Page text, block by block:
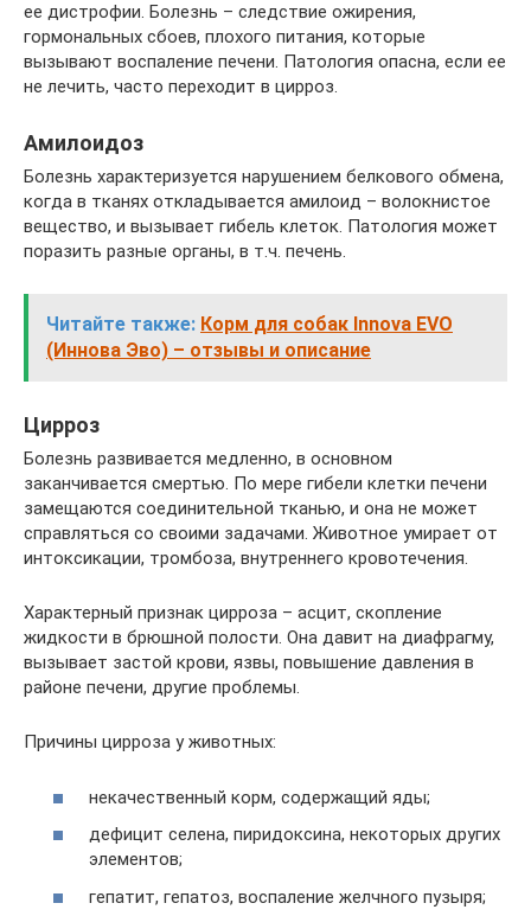
ее дистрофии. Болезнь – следствие ожирения,
гормональных сбоев, плохого питания, которые
вызывают воспаление печени. Патология опасна, если ее
не лечить, часто переходит в цирроз.
Амилоидоз
Болезнь характеризуется нарушением белкового обмена,
когда в тканях откладывается амилоид – волокнистое
вещество, и вызывает гибель клеток. Патология может
поразить разные органы, в т.ч. печень.
Читайте также: Корм для собак Innova EVO
(Иннова Эво) – отзывы и описание
Цирроз
Болезнь развивается медленно, в основном
заканчивается смертью. По мере гибели клетки печени
замещаются соединительной тканью, и она не может
справляться со своими задачами. Животное умирает от
интоксикации, тромбоза, внутреннего кровотечения.
Характерный признак цирроза – асцит, скопление
жидкости в брюшной полости. Она давит на диафрагму,
вызывает застой крови, язвы, повышение давления в
районе печени, другие проблемы.
Причины цирроза у животных:
некачественный корм, содержащий яды;
дефицит селена, пиридоксина, некоторых других
элементов;
гепатит, гепатоз, воспаление желчного пузыря;